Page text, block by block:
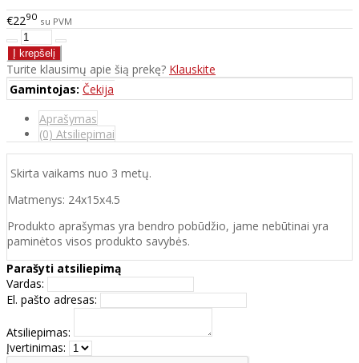
€2290 su PVM
Turite klausimų apie šią prekę? Klauskite
Gamintojas: Čekija
Aprašymas
(0) Atsiliepimai
Skirta vaikams nuo 3 metų.
Matmenys: 24x15x4.5
Produkto aprašymas yra bendro pobūdžio, jame nebūtinai yra
paminėtos visos produkto savybės.
Parašyti atsiliepimą
Vardas:
El. pašto adresas:
Atsiliepimas:
Įvertinimas: